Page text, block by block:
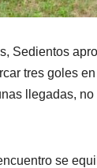
Sedientos
tres goles
llegadas,
se